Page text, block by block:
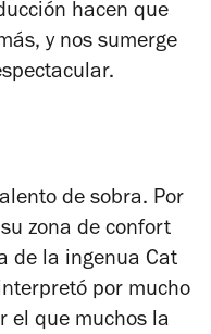
hacen que
y nos sumerge
de sobra. Por
zona de confort
de la ingenua Cat
por mucho
el que muchos la